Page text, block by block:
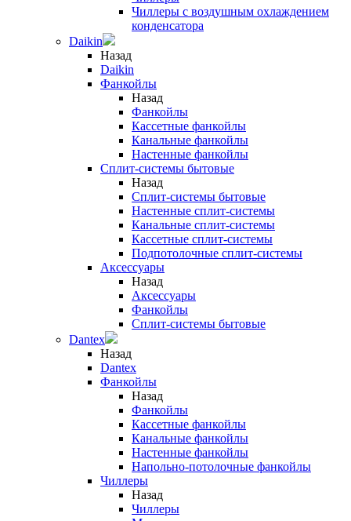
Чиллеры с воздушным охлаждением
конденсатора
Daikin
Назад
Daikin
Фанкойлы
Назад
Фанкойлы
Кассетные фанкойлы
Канальные фанкойлы
Настенные фанкойлы
Сплит-системы бытовые
Назад
Сплит-системы бытовые
Настенные сплит-системы
Канальные сплит-системы
Кассетные сплит-системы
Подпотолочные сплит-системы
Аксессуары
Назад
Аксессуары
Фанкойлы
Сплит-системы бытовые
Dantex
Назад
Dantex
Фанкойлы
Назад
Фанкойлы
Кассетные фанкойлы
Канальные фанкойлы
Настенные фанкойлы
Напольно-потолочные фанкойлы
Чиллеры
Назад
Чиллеры